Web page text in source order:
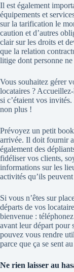
Il est également
équipements et
sur la tarification le
caution et d’autres
clair sur les droits et
que la relation
litige dont personne
Vous souhaitez gérer
locataires ?
si c’étaient vos
non plus !
Prévoyez un petit
arrivée. Il doit fournir
également des
fidéliser vos clients,
informations sur les
activités qu’ils
Si vous n’êtes sur
départs de vos
bienvenue :
avant leur départ pour
pouvez vous rendre
parce que ça se sent
Ne rien laisser au